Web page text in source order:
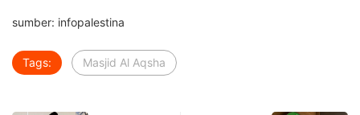
sumber: infopalestina
Tags: Masjid Al Aqsha